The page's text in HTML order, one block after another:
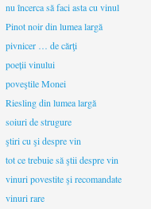
nu încerca să faci asta cu vinul
Pinot noir din lumea largă
pivnicer … de cărţi
poeții vinului
poveştile Monei
Riesling din lumea largă
soiuri de strugure
ştiri cu şi despre vin
tot ce trebuie să ştii despre vin
vinuri povestite şi recomandate
vinuri rare